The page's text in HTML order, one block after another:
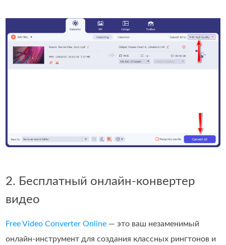
2. Бесплатный онлайн-конвертер
видео
Free Video Converter Online — это ваш незаменимый
онлайн‑инструмент для создания классных рингтонов и